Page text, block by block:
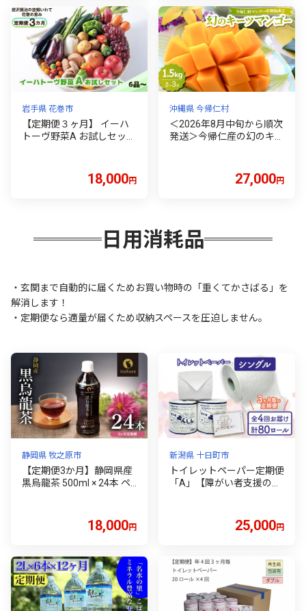
地直送 農家直送 数量限定
国産 愛媛 宇和島 B018-01
7007
山梨 富士吉田市
岩手県 花巻市
【定期便３ヶ月】 イーハ
トーヴ野菜A お試しセット
18,000円
沖縄県 今帰仁村
＜2026年8月中旬から順次
発送＞今帰仁産の幻のキー
27,000円
日用消耗品
・玄関まで自動的に届くためお買い物時の「重くてかさばる」を
解消します！
・定期便なら適量が届くため収納スペースを圧迫しません。
静岡県 牧之原市
【定期便3か月】静岡県産
黒烏龍茶 500ml × 24本 ペ
いなば園 ウーロン茶 ペッ
トボトル飲料 ドリンク 飲
お茶 おちゃ 茶 烏龍茶 定期
便 おいしい 美味しい おす
すめ 水分補給 日用品 家庭
用 飲料類 備蓄 保管 防災
防災用品 生活必需品 消耗
18,000円
新潟県 十日町市
トイレットペーパー定期便
「A」【障がい者支援の返
25,000円